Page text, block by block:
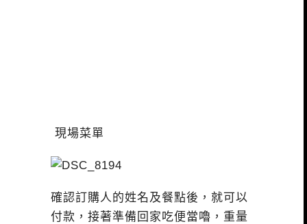
現場菜單
確認訂購人的姓名及餐點後，就可以
付款，接著準備回家吃便當嚕，重量